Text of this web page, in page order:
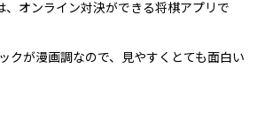
、オンライン対決ができる将棋アプリで
クが漫画調なので、見やすくとても面白い